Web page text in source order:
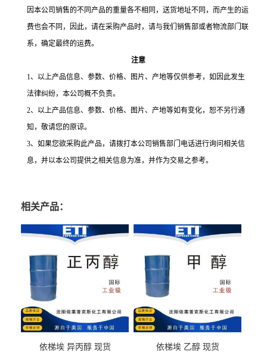
因本公司销售的不同产品的重量各不相同，送货地址不同，而产生的运
费也会不同，因此，请在采购产品时，请与我们销售部或者物流部门联
系，确定最终的运费。
注意
1、以上产品信息、参数、价格、图片、产地等仅供参考，如因此发生
法律纠纷，本公司概不负责。
2、以上产品信息、参数、价格、图片、产地等如有变化，恕不另行通
知，敬请您的原谅。
3、如果您欲采购此产品，请拨打本公司销售部门电话进行询问相关信
息，并以本公司提供之相关信息为准，并作为交易之参考。
相关产品：
依梯埃 异丙醇 现货 依梯埃 乙醇 现货